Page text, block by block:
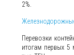
2%.
Перевозки
итогам первых 5